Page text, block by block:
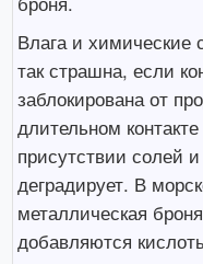
Влага и химические
так страшна, если
заблокирована от
длительном
присутствии солей
деградирует. В
металлическая
добавляются